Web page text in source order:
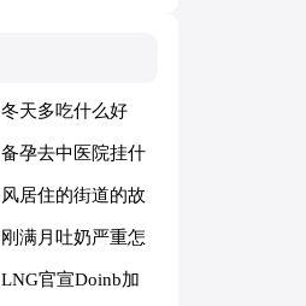
冬天多吃什么好
备孕去中医院挂什
么科
风居住的街道的故
事
刚满月吐奶严重怎
么办
LNG官宣Doinb加